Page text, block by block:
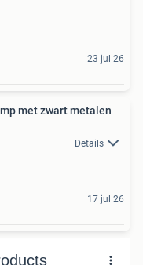
23 jul 26
met zwart metalen
Details
17 jul 26